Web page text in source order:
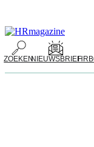
ZOEKENNIEUWSBRIEF